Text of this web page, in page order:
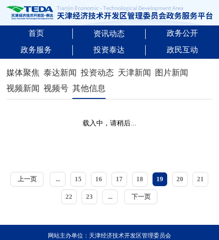
首页 资讯动态
政务公开
政务服务
投资泰达 政民互动
媒体聚焦 泰达新闻 投资动态 天津新闻
图片新闻
视频新闻
视频号 其他信息
载入中，请稍后...
上一页 ... 15 16 17 18 19 20 21
22 23 ... 下一页
网站主办单位：天津经济技术开发区管理委员会